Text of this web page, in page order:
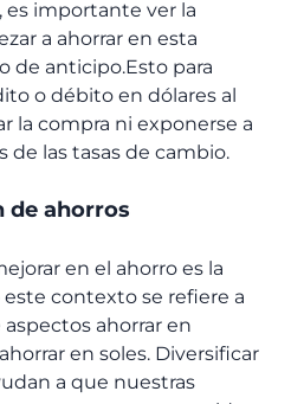
es importante ver la
a ahorrar en esta
de anticipo.Esto para
o débito en dólares al
la compra ni exponerse a
de las tasas de cambio.
de ahorros
en el ahorro es la
contexto se refiere a
ahorrar en
en soles. Diversificar
a que nuestras